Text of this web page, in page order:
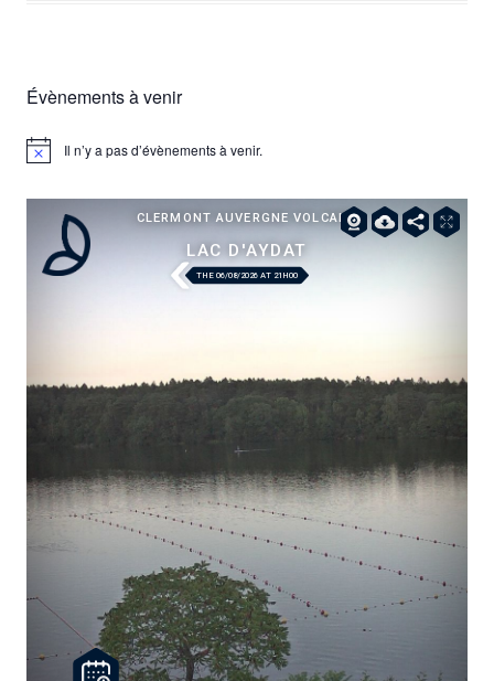
Évènements à venir
Notice Il n’y a pas d’évènements à venir.